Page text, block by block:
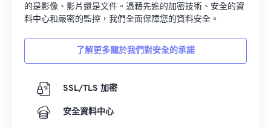
的是影像、影片還是文件。憑藉先進的加密技術、安全的資
料中心和嚴密的監控，我們全面保障您的資料安全。
了解更多關於我們對安全的承諾
SSL/TLS 加密
安全資料中心